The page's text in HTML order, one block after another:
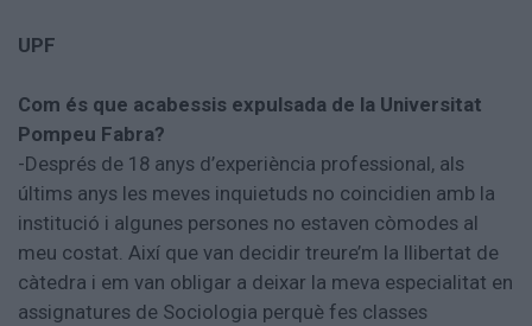
UPF
Com és que acabessis expulsada de la Universitat
Pompeu Fabra?
-Després de 18 anys d’experiència professional, als
últims anys les meves inquietuds no coincidien amb la
institució i algunes persones no estaven còmodes al
meu costat. Així que van decidir treure’m la llibertat de
càtedra i em van obligar a deixar la meva especialitat en
assignatures de Sociologia perquè fes classes